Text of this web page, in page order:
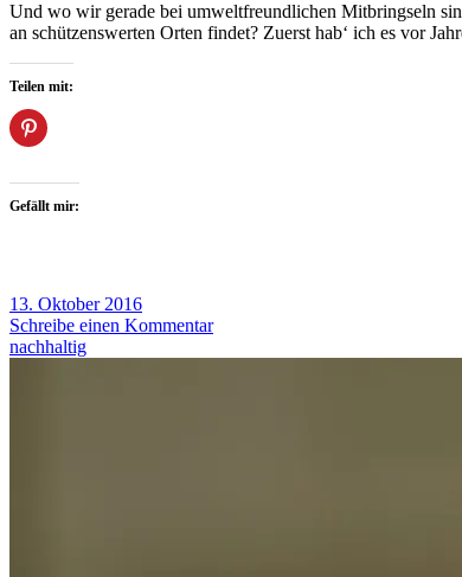
Und wo wir gerade bei umweltfreundlichen Mitbringseln
an schützenswerten Orten findet? Zuerst hab‘ ich es vor
Teilen mit:
Gefällt mir:
13. Oktober 2016
Schreibe einen Kommentar
nachhaltig